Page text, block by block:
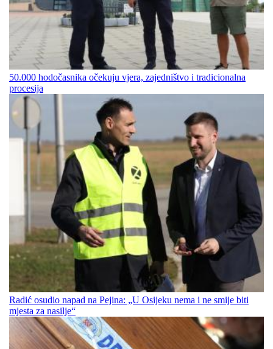
50.000 hodočasnika očekuju vjera, zajedništvo i tradicionalna
procesija
Radić osudio napad na Pejina: „U Osijeku nema i ne smije biti
mjesta za nasilje“